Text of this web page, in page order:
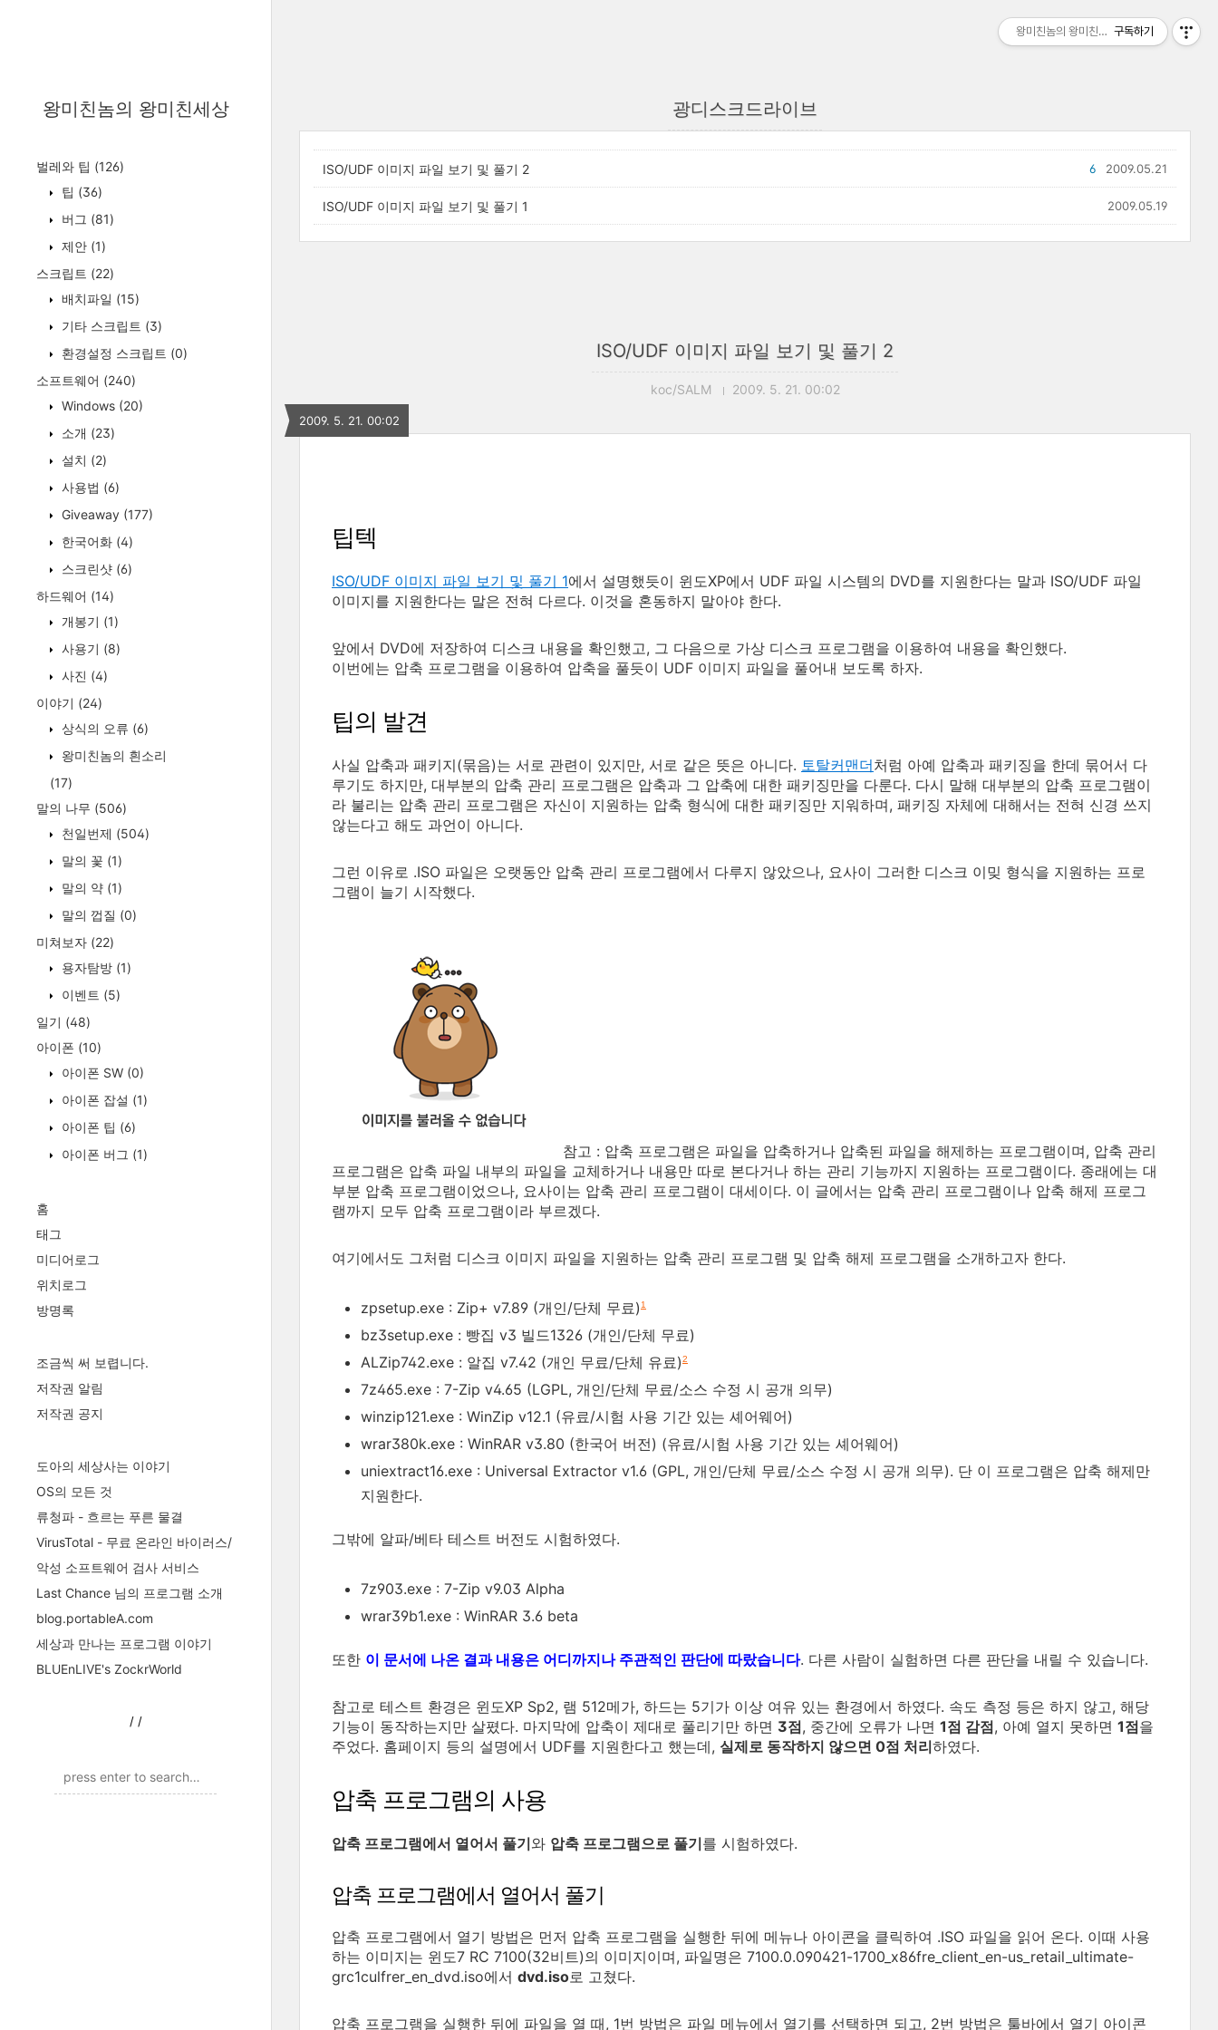
왕미친놈의 왕미친세상
벌레와 팁 (126)
팁 (36)
버그 (81)
제안 (1)
스크립트 (22)
배치파일 (15)
기타 스크립트 (3)
환경설정 스크립트 (0)
소프트웨어 (240)
Windows (20)
소개 (23)
설치 (2)
사용법 (6)
Giveaway (177)
한국어화 (4)
스크린샷 (6)
하드웨어 (14)
개봉기 (1)
사용기 (8)
사진 (4)
이야기 (24)
상식의 오류 (6)
왕미친놈의 흰소리
(17)
말의 나무 (506)
천일번제 (504)
말의 꽃 (1)
말의 약 (1)
말의 껍질 (0)
미쳐보자 (22)
용자탐방 (1)
이벤트 (5)
일기 (48)
아이폰 (10)
아이폰 SW (0)
아이폰 잡설 (1)
아이폰 팁 (6)
아이폰 버그 (1)
홈
태그
미디어로그
위치로그
방명록
조금씩 써 보렵니다.
저작권 알림
저작권 공지
도아의 세상사는 이야기
OS의 모든 것
류청파 - 흐르는 푸른 물결
VirusTotal - 무료 온라인 바이러스/
악성 소프트웨어 검사 서비스
Last Chance 님의 프로그램 소개
blog.portableA.com
세상과 만나는 프로그램 이야기
BLUEnLIVE's ZockrWorld
/ /
광디스크드라이브
ISO/UDF 이미지 파일 보기 및 풀기 2 2009.05.21
6
ISO/UDF 이미지 파일 보기 및 풀기 1 2009.05.19
ISO/UDF 이미지 파일 보기 및 풀기 2
koc/SALM 2009. 5. 21. 00:02
2009. 5. 21. 00:02
팁텍
ISO/UDF 이미지 파일 보기 및 풀기 1에서 설명했듯이 윈도XP에서 UDF 파일 시스템의 DVD를 지원한다는 말과 ISO/UDF 파일
이미지를 지원한다는 말은 전혀 다르다. 이것을 혼동하지 말아야 한다.
앞에서 DVD에 저장하여 디스크 내용을 확인했고, 그 다음으로 가상 디스크 프로그램을 이용하여 내용을 확인했다.
이번에는 압축 프로그램을 이용하여 압축을 풀듯이 UDF 이미지 파일을 풀어내 보도록 하자.
팁의 발견
사실 압축과 패키지(묶음)는 서로 관련이 있지만, 서로 같은 뜻은 아니다. 토탈커맨더처럼 아예 압축과 패키징을 한데 묶어서 다
루기도 하지만, 대부분의 압축 관리 프로그램은 압축과 그 압축에 대한 패키징만을 다룬다. 다시 말해 대부분의 압축 프로그램이
라 불리는 압축 관리 프로그램은 자신이 지원하는 압축 형식에 대한 패키징만 지워하며, 패키징 자체에 대해서는 전혀 신경 쓰지
않는다고 해도 과언이 아니다.
그런 이유로 .ISO 파일은 오랫동안 압축 관리 프로그램에서 다루지 않았으나, 요사이 그러한 디스크 이밎 형식을 지원하는 프로
그램이 늘기 시작했다.
참고 : 압축 프로그램은 파일을 압축하거나 압축된 파일을 해제하는 프로그램이며, 압축 관리
프로그램은 압축 파일 내부의 파일을 교체하거나 내용만 따로 본다거나 하는 관리 기능까지 지원하는 프로그램이다. 종래에는 대
부분 압축 프로그램이었으나, 요사이는 압축 관리 프로그램이 대세이다. 이 글에서는 압축 관리 프로그램이나 압축 해제 프로그
램까지 모두 압축 프로그램이라 부르겠다.
여기에서도 그처럼 디스크 이미지 파일을 지원하는 압축 관리 프로그램 및 압축 해제 프로그램을 소개하고자 한다.
zpsetup.exe : Zip+ v7.89 (개인/단체 무료) 1
bz3setup.exe : 빵집 v3 빌드1326 (개인/단체 무료)
ALZip742.exe : 알집 v7.42 (개인 무료/단체 유료)2
7z465.exe : 7-Zip v4.65 (LGPL, 개인/단체 무료/소스 수정 시 공개 의무)
winzip121.exe : WinZip v12.1 (유료/시험 사용 기간 있는 셰어웨어)
wrar380k.exe : WinRAR v3.80 (한국어 버전) (유료/시험 사용 기간 있는 셰어웨어)
uniextract16.exe : Universal Extractor v1.6 (GPL, 개인/단체 무료/소스 수정 시 공개 의무). 단 이 프로그램은 압축 해제만
지원한다.
그밖에 알파/베타 테스트 버전도 시험하였다.
7z903.exe : 7-Zip v9.03 Alpha
wrar39b1.exe : WinRAR 3.6 beta
또한 이 문서에 나온 결과 내용은 어디까지나 주관적인 판단에 따랐습니다. 다른 사람이 실험하면 다른 판단을 내릴 수 있습니다.
참고로 테스트 환경은 윈도XP Sp2, 램 512메가, 하드는 5기가 이상 여유 있는 환경에서 하였다. 속도 측정 등은 하지 않고, 해당
기능이 동작하는지만 살폈다. 마지막에 압축이 제대로 풀리기만 하면 3점, 중간에 오류가 나면 1점 감점, 아예 열지 못하면 1점을
주었다. 홈페이지 등의 설명에서 UDF를 지원한다고 했는데, 실제로 동작하지 않으면 0점 처리하였다.
압축 프로그램의 사용
압축 프로그램에서 열어서 풀기와 압축 프로그램으로 풀기를 시험하였다.
압축 프로그램에서 열어서 풀기
압축 프로그램에서 열기 방법은 먼저 압축 프로그램을 실행한 뒤에 메뉴나 아이콘을 클릭하여 .ISO 파일을 읽어 온다. 이때 사용
하는 이미지는 윈도7 RC 7100(32비트)의 이미지이며, 파일명은 7100.0.090421-1700_x86fre_client_en-us_retail_ultimate-
grc1culfrer_en_dvd.iso에서 dvd.iso로 고쳤다.
압축 프로그램을 실행한 뒤에 파일을 열 때, 1번 방법은 파일 메뉴에서 열기를 선택하면 되고, 2번 방법은 툴바에서 열기 아이콘
왕미친놈의 왕미친세상구독하기